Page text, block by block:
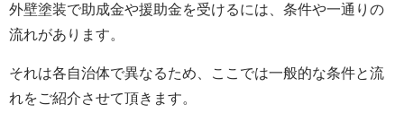
外壁塗装で助成金や援助金を受けるには、条件や一通りの
流れがあります。
それは各自治体で異なるため、ここでは一般的な条件と流
れをご紹介させて頂きます。